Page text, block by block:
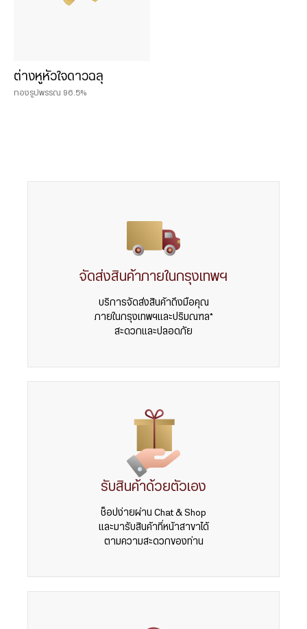
0.075 บาท
0.125 บาท
ต่างหูหัวใจดาวฉลุ
ทองรูปพรรณ 96.5%
จัดส่งสินค้าภายในกรุงเทพฯ
บริการจัดส่งสินค้าถึงมือคุณ
ภายในกรุงเทพฯและปริมณฑล*
สะดวกและปลอดภัย
รับสินค้าด้วยตัวเอง
ช็อปง่ายผ่าน Chat & Shop
และมารับสินค้าที่หน้าสาขาได้
ตามความสะดวกของท่าน